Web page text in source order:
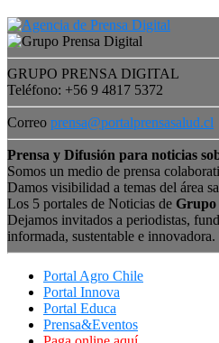
GRUPO PRENSA DIGITAL
Teléfono: +56 9 4817 5372
Correo prensa@portalprensasalud.cl
Prensa y Difusión para noticias
Somos un medio de prensa
Damos visibilidad a temas del área
Los 5 portales de Noticias de Grupo
Dejamos invitados a periodistas,
informada, sustentable e
Portal Agro Chile
Portal Innova
Portal Educa
Prensa&Eventos